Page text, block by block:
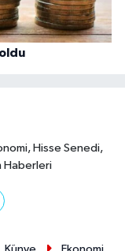
Hisse Senedi,
Haberleri